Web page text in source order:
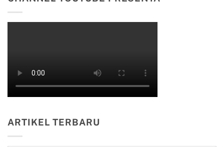
ARTIKEL TERBARU